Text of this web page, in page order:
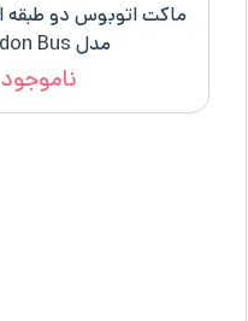
مدل London Bus
ناموجود